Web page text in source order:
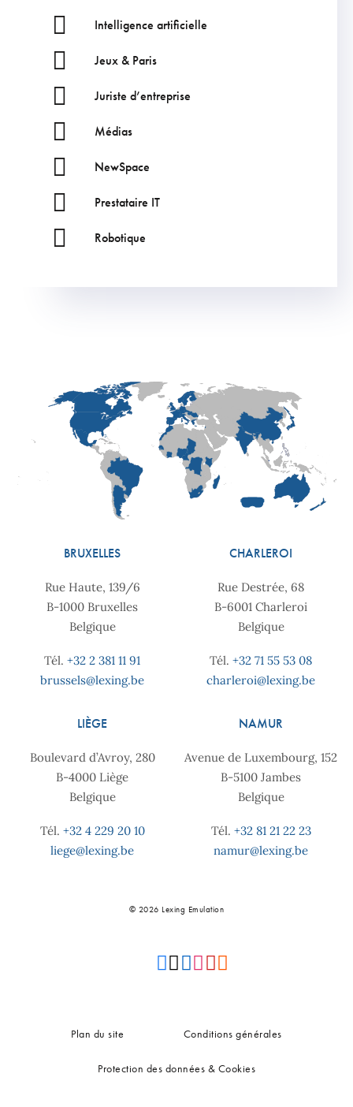
Intelligence artificielle
Jeux & Paris
Juriste d’entreprise
Médias
NewSpace
Prestataire IT
Robotique
BRUXELLES
Rue Haute, 139/6
B-1000 Bruxelles
Belgique
Tél. +32 2 381 11 91
brussels@lexing.be
CHARLEROI
Rue Destrée, 68
B-6001 Charleroi
Belgique
Tél. +32 71 55 53 08
charleroi@lexing.be
LIÈGE
Boulevard d’Avroy, 280
B-4000 Liège
Belgique
Tél. +32 4 229 20 10
liege@lexing.be
NAMUR
Avenue de Luxembourg, 152
B-5100 Jambes
Belgique
Tél. +32 81 21 22 23
namur@lexing.be
© 2026 Lexing Emulation
Plan du site Conditions générales
Protection des données & Cookies